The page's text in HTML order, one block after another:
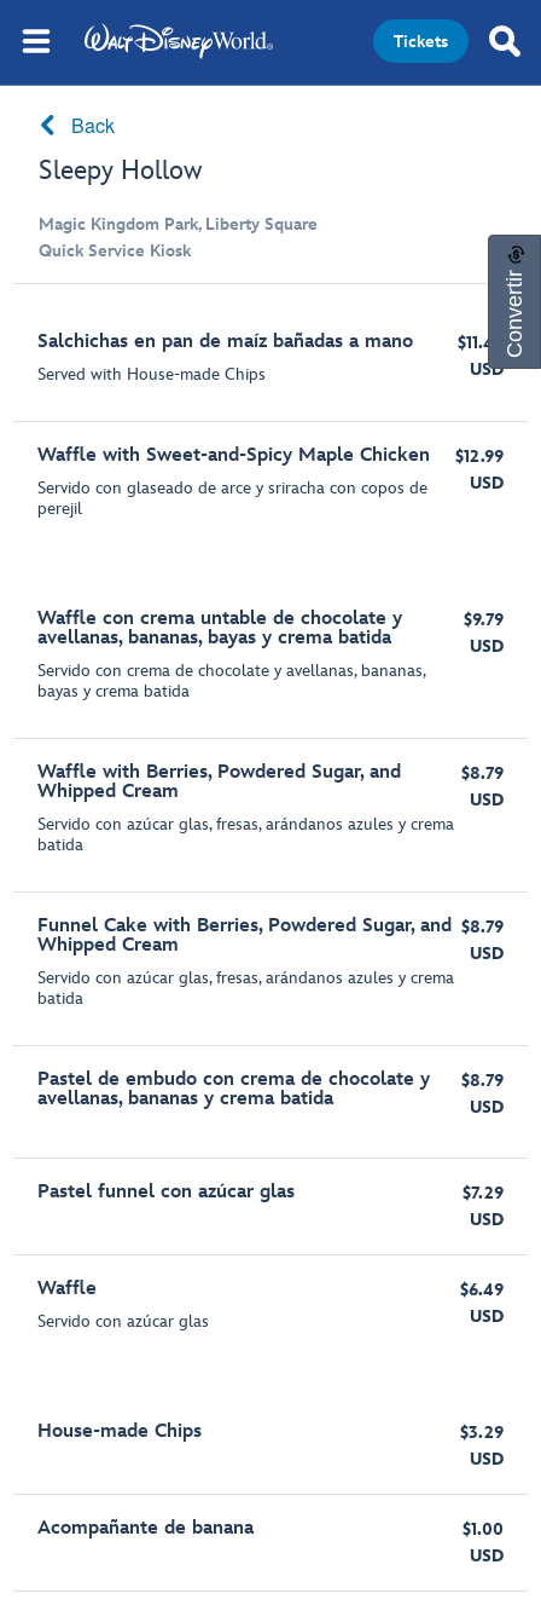
Tickets
Back
Sleepy Hollow
Magic Kingdom Park, Liberty Square
Quick Service Kiosk
Salchichas en pan de maíz bañadas a mano
Served with House-made Chips
$11.49
USD
Waffle with Sweet-and-Spicy Maple Chicken
Servido con glaseado de arce y sriracha con copos de
perejil
$12.99
USD
Waffle con crema untable de chocolate y
avellanas, bananas, bayas y crema batida
Servido con crema de chocolate y avellanas, bananas,
bayas y crema batida
$9.79
USD
Waffle with Berries, Powdered Sugar, and
Whipped Cream
Servido con azúcar glas, fresas, arándanos azules y crema
batida
$8.79
USD
Funnel Cake with Berries, Powdered Sugar, and
Whipped Cream
Servido con azúcar glas, fresas, arándanos azules y crema
batida
$8.79
USD
Pastel de embudo con crema de chocolate y
avellanas, bananas y crema batida
$8.79
USD
Pastel funnel con azúcar glas
$7.29
USD
Waffle
Servido con azúcar glas
$6.49
USD
House-made Chips
$3.29
USD
Acompañante de banana
$1.00
USD
Convertir